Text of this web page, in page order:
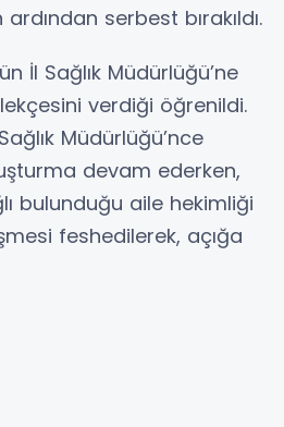
serbest bırakıldı.
İl Sağlık Müdürlüğü’ne
verdiği öğrenildi.
Müdürlüğü’nce
devam ederken,
bulunduğu aile hekimliği
feshedilerek, açığa